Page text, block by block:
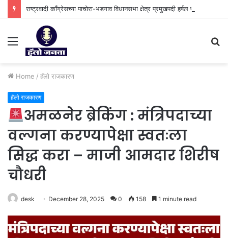
Menu
Home / हॅलो राजकारण
हॅलो राजकारण
अमळनेर ब्रेकिंग : मंत्रिपदाच्या
वल्गना करण्यापेक्षा स्वतःला
सिद्ध करा – माजी आमदार शिरीष
चौधरी
desk December 28, 2025 0 158 1 minute read